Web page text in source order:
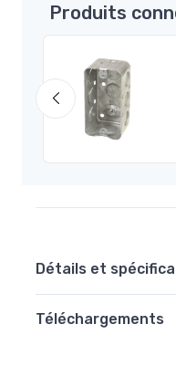
Produits
Détails et
Téléchargements